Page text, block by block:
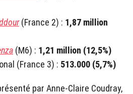
(France 2) : 1,87 million
(M6) : 1,21 million (12,5%)
(France 3) : 513.000 (5,7%)
par Anne-Claire Coudray,